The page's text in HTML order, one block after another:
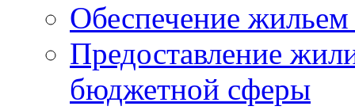
Обеспечение жильем
Предоставление
бюджетной сферы